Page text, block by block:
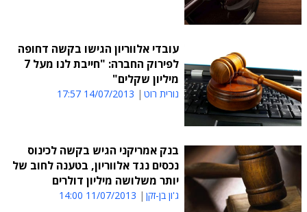
עובדי אלווריון הגישו בקשה דחופה
לפירוק החברה: "חייבת לנו מעל 7
מיליון שקלים"
נורית רוט 14/07/2013 17:57
בנק אמריקני הגיש בקשה לכינוס
נכסים נגד אלווריון, בטענה לחוב של
יותר משלושה מיליון דולרים
ג'ון בן-זקן 11/07/2013 14:00